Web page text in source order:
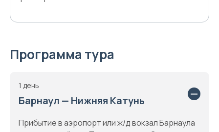
Программа тура
1 день
Барнаул — Нижняя Катунь
Прибытие в аэропорт или ж/д вокзал Барнаула